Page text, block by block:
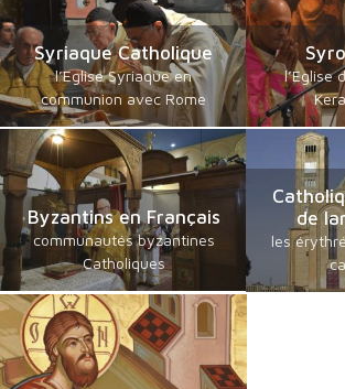
Syriaque Catholique
l’Eglise Syriaque en
communion avec Rome
l’Eglise
Byzantins en Français
communautés byzantines
Catholiques
de
les